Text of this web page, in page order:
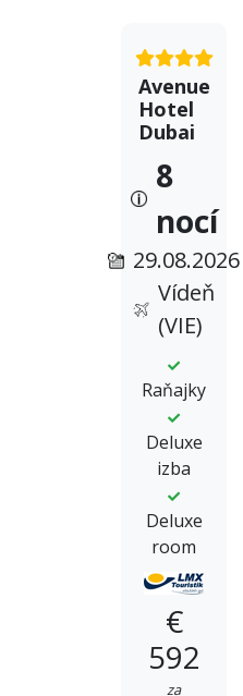
Avenue
Hotel
Dubai
8
nocí
29.08.2026
Vídeň
(VIE)
Raňajky
Deluxe
izba
Deluxe
room
€
592
za